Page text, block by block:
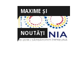
MAXIME ȘI
CUGETĂRI
NOUTĂȚI